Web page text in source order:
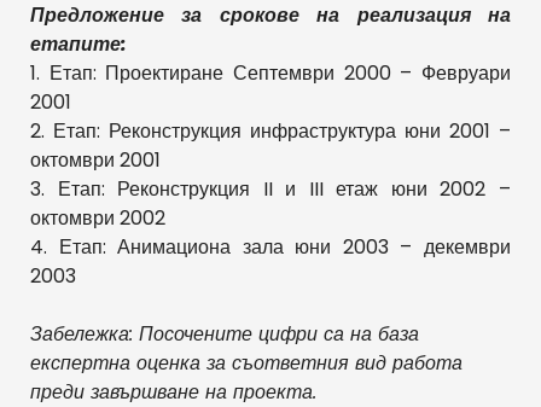
Предложение за срокове на реализация на
етапите:
1. Етап: Проектиране Септември 2000 – Февруари
2001
2. Етап: Реконструкция инфраструктура юни 2001 –
октомври 2001
3. Етап: Реконструкция II и III етаж юни 2002 –
октомври 2002
4. Етап: Анимациона зала юни 2003 – декември
2003
Забележка: Посочените цифри са на база
експертна оценка за съответния вид работа
преди завършване на проекта.